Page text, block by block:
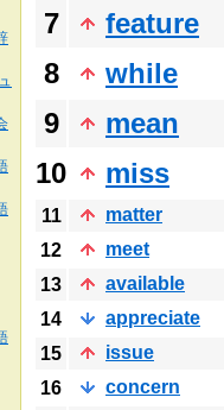
7
feature
8
while
9
mean
10
miss
11
matter
12
meet
13
available
14
appreciate
15
issue
16
concern